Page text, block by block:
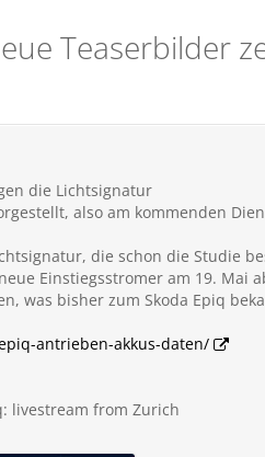
Teaserbilder
die Lichtsignatur
also am kommenden
die schon die Studie
Einstiegsstromer am 19.
was bisher zum Skoda Epiq
antrieben-akkus-daten/
livestream from Zurich